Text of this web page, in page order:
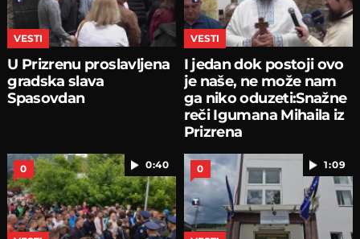
VESTI
U Prizrenu proslavljena
gradska slava
Spasovdan
VESTI
I jedan dok postoji ovo
je naše, ne može nam
ga niko oduzeti:Snažne
reči Igumana Mihaila iz
Prizrena
0:40
0 1:09
0